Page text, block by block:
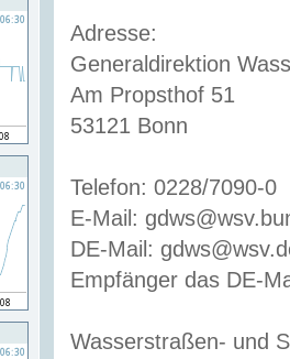
Adresse:
Generaldirektion
Am Propsthof 51
53121 Bonn
Telefon: 0228/7090-0
E-Mail:
DE-Mail:
Empfänger das DE-
Wasserstraßen- und